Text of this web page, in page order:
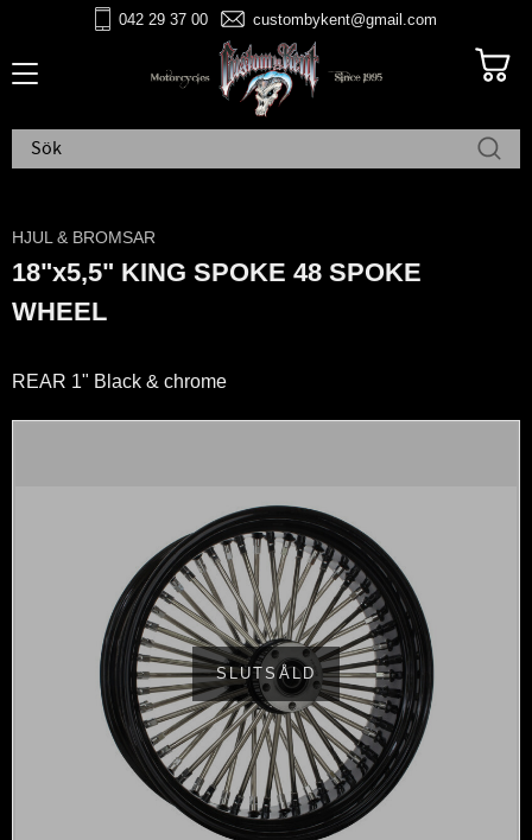
042 29 37 00 custombykent@gmail.com
HJUL & BROMSAR
18"x5,5" KING SPOKE 48 SPOKE
WHEEL
REAR 1" Black & chrome
SLUTSÅLD